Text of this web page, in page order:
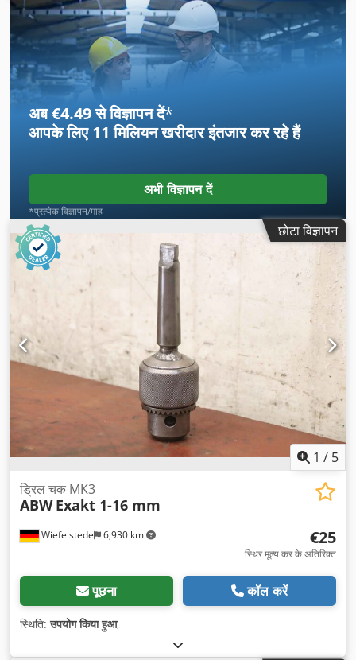
अब €4.49 से विज्ञापन दें*
आपके लिए11 मिलियन खरीदारइंतजार कर रहे हैं
अभी विज्ञापन दें
*प्रत्येक विज्ञापन/माह
छोटा विज्ञापन
1 / 5
Wiefelstede 6,930 km
ड्रिल चक MK3
ABW Exakt 1-16 mm
€25
स्थिर मूल्य कर के अतिरिक्त
पूछना कॉल करें
स्थिति:उपयोग किया हुआ,